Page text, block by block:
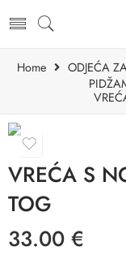
Home ODJEĆA
VREĆA S
TOG
33.00 €